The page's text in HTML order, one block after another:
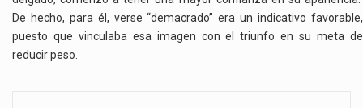
De hecho, para él, verse “demacrado” era un indicativo favorable,
puesto que vinculaba esa imagen con el triunfo en su meta de
reducir peso.